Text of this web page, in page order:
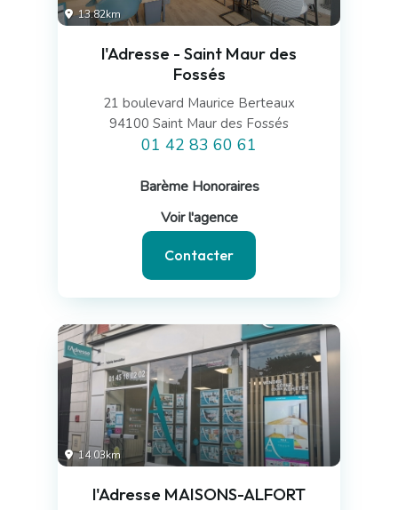
13.82km
l'Adresse - Saint Maur des
Fossés
21 boulevard Maurice Berteaux
94100 Saint Maur des Fossés
01 42 83 60 61
Barème Honoraires
Voir l'agence
Contacter
14.03km
l'Adresse MAISONS-ALFORT